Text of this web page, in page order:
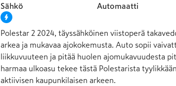
Sähkö Automaatti
Polestar 2 2024, täyssähköinen viistoperä
arkea ja mukavaa ajokokemusta. Auto sopii
liikkuvuuteen ja pitää huolen ajomukavuudesta
harmaa ulkoasu tekee tästä Polestarista
aktiivisen kaupunkilaisen arkeen.